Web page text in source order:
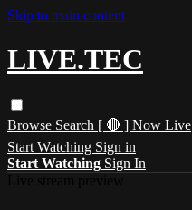
Skip to main content
LIVE.TEC
Browse Search [ 🔴 ] Now Live
Start Watching Sign in
Start Watching Sign In